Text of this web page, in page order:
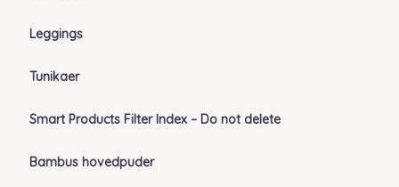
Leggings
Tunikaer
Smart Products Filter Index – Do not delete
Bambus hovedpuder